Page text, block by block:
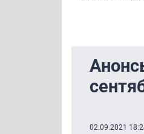
02.09.2021